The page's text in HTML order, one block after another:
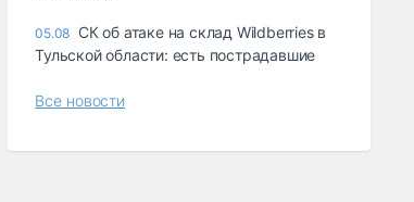
05.08 СК об атаке на склад Wildberries в
Тульской области: есть пострадавшие
Все новости